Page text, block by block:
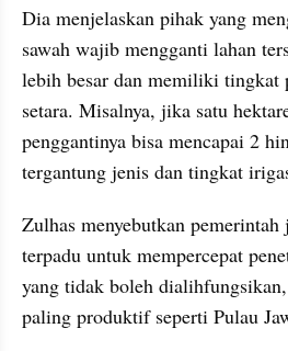
Dia menjelaskan pihak yang
sawah wajib mengganti lahan
lebih besar dan memiliki tingkat
setara. Misalnya, jika satu
penggantinya bisa mencapai 2
tergantung jenis dan tingkat
Zulhas menyebutkan
terpadu untuk mempercepat
yang tidak boleh
paling produktif seperti Pulau